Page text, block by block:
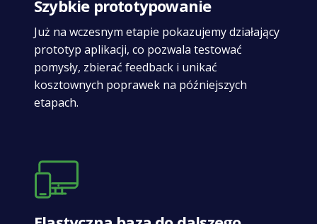
Szybkie prototypowanie
Już na wczesnym etapie pokazujemy działający
prototyp aplikacji, co pozwala testować
pomysły, zbierać feedback i unikać
kosztownych poprawek na późniejszych
etapach.